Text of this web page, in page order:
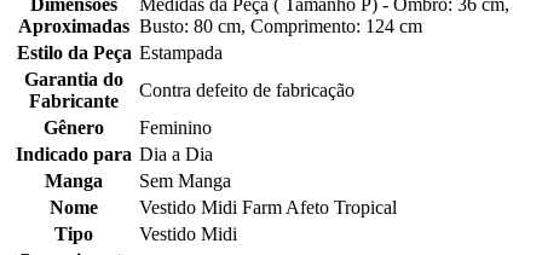
Aproximadas Busto: 80 cm, Comprimento: 124 cm
Estilo da Peça Estampada
Garantia do
Fabricante
Contra defeito de fabricação
Gênero
Feminino
Indicado para Dia a Dia
Manga
Sem Manga
Nome
Vestido Midi Farm Afeto Tropical
Tipo
Vestido Midi